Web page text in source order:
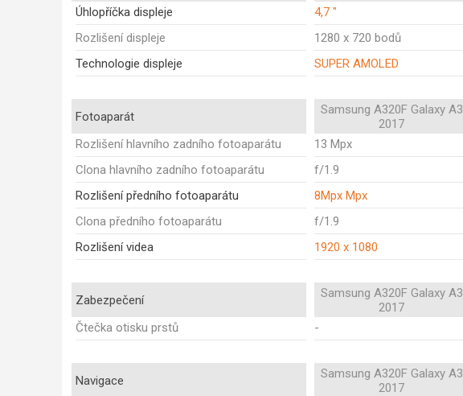
Úhlopříčka displeje
4,7 "
Rozlišení displeje
1280 x 720 bodů
Technologie displeje
SUPER AMOLED
Fotoaparát
Samsung A320F Galaxy A3
2017
Rozlišení hlavního zadního fotoaparátu
13 Mpx
Clona hlavního zadního fotoaparátu
f/1.9
Rozlišení předního fotoaparátu
8Mpx Mpx
Clona předního fotoaparátu
f/1.9
Rozlišení videa
1920 x 1080
Zabezpečení
Samsung A320F Galaxy A3
2017
Čtečka otisku prstů
-
Navigace
Samsung A320F Galaxy A3
2017